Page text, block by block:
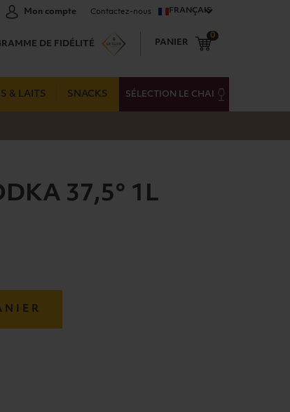
Mon compte Contactez-nous FRANÇAIS
DE FIDÉLITÉ PANIER
0
& LAITS SNACKS SÉLECTION LE CHAI
37,5° 1L